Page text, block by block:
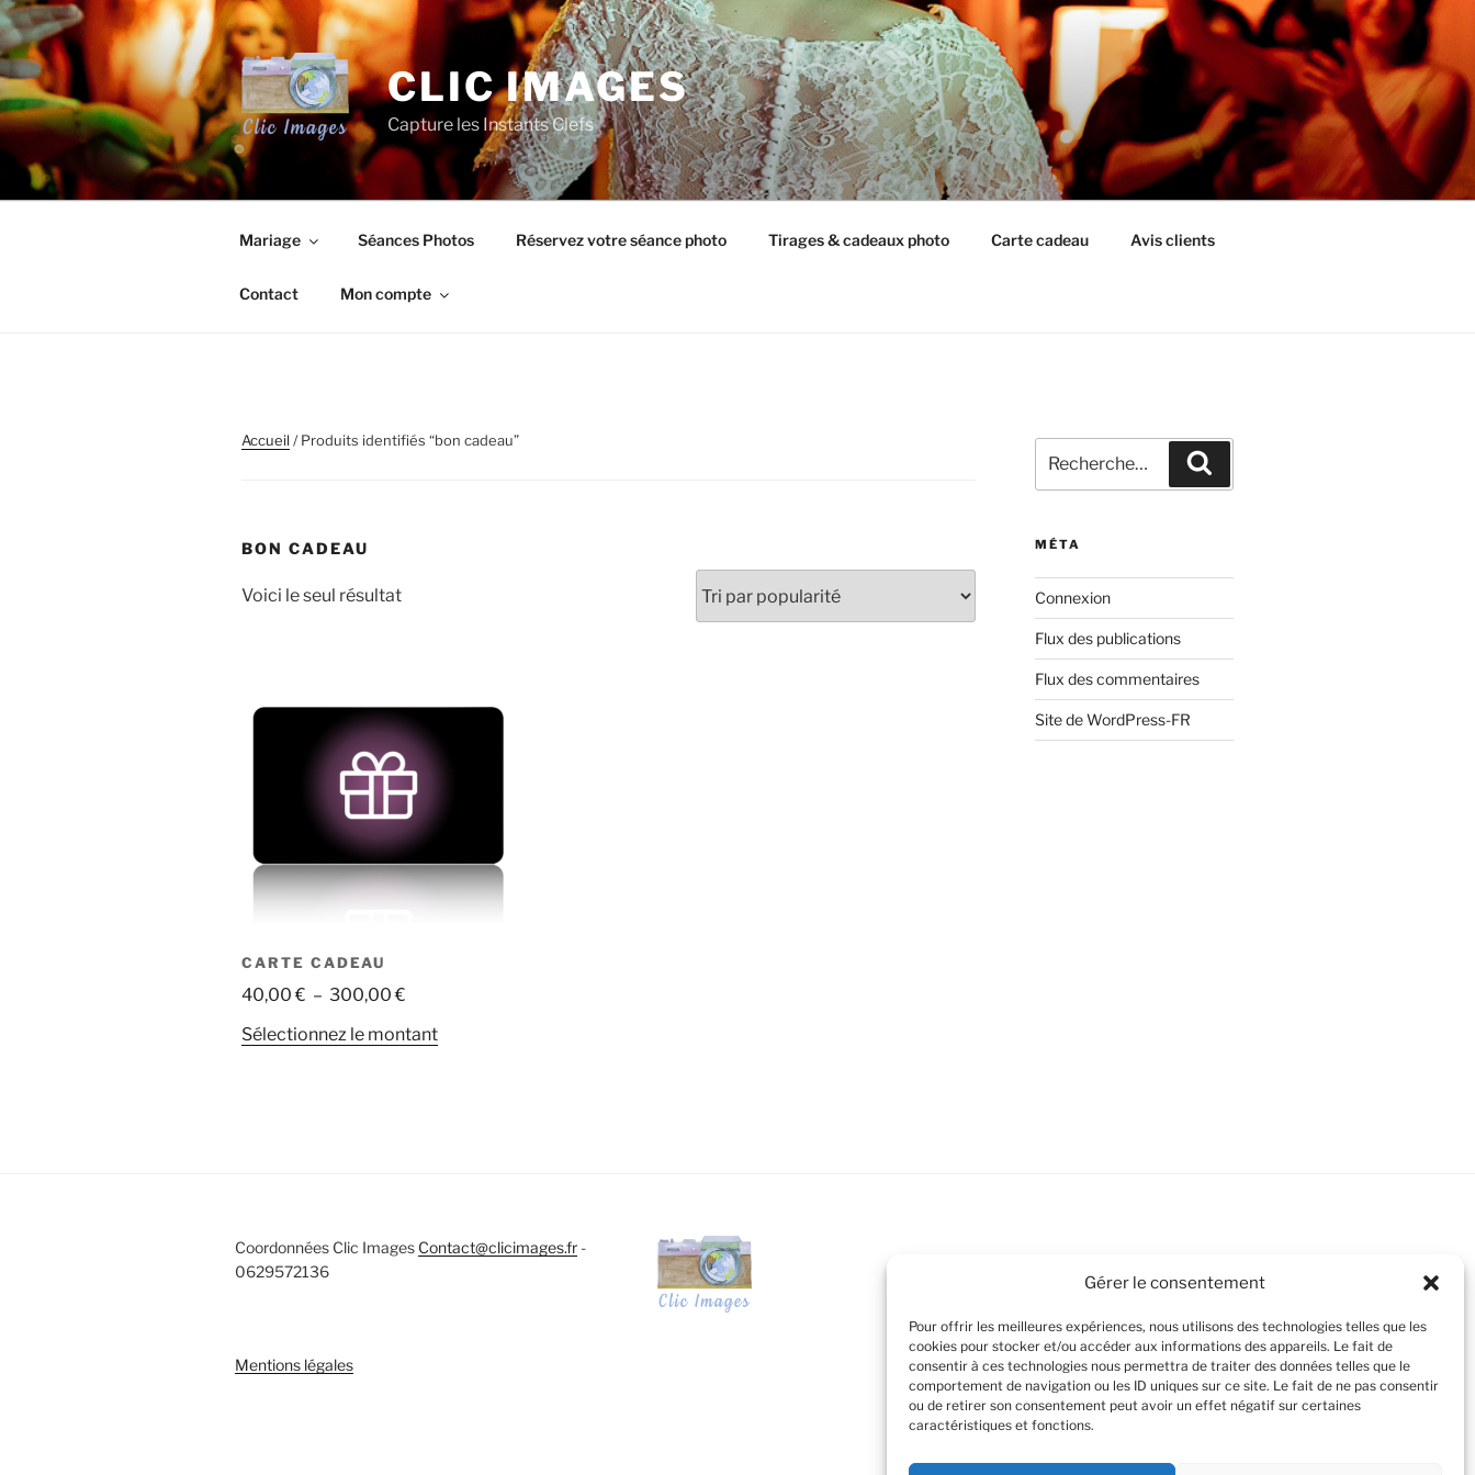
Gérer le consentement
Pour offrir les meilleures expériences, nous utilisons des technologies telles que les
cookies pour stocker et/ou accéder aux informations des appareils. Le fait de
consentir à ces technologies nous permettra de traiter des données telles que le
comportement de navigation ou les ID uniques sur ce site. Le fait de ne pas consentir
ou de retirer son consentement peut avoir un effet négatif sur certaines
caractéristiques et fonctions.
Aller
au
contenu
principal
CLIC IMAGES
Capture les Instants Clefs
Mariage Séances Photos Réservez votre séance photo Tirages & cadeaux photo Carte cadeau Avis clients
Contact Mon compte
Accueil/ Produits identifiés “bon cadeau”
BON CADEAU
Voici le seul résultat
CARTE CADEAU
40,00€ – 300,00€
prix :
Sélectionnez le montantCe
être
pour
:
MÉTA
Connexion
Flux des publications
Flux des commentaires
Site de WordPress-FR
Coordonnées Clic Images Contact@clicimages.fr -
0629572136
Mentions légales